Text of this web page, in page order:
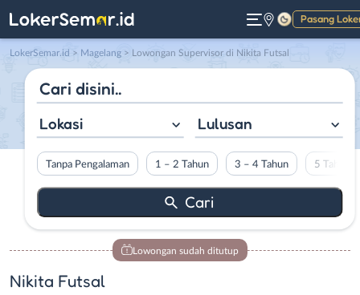
Pasang
Gelap
LokerSemar.id > Magelang > Lowongan Supervisor di Nikita Futsal
Lokasi Lulusan
Tanpa Pengalaman 1 – 2 Tahun 3 – 4 Tahun 5 Tahun
Lowongan sudah ditutup
Nikita Futsal